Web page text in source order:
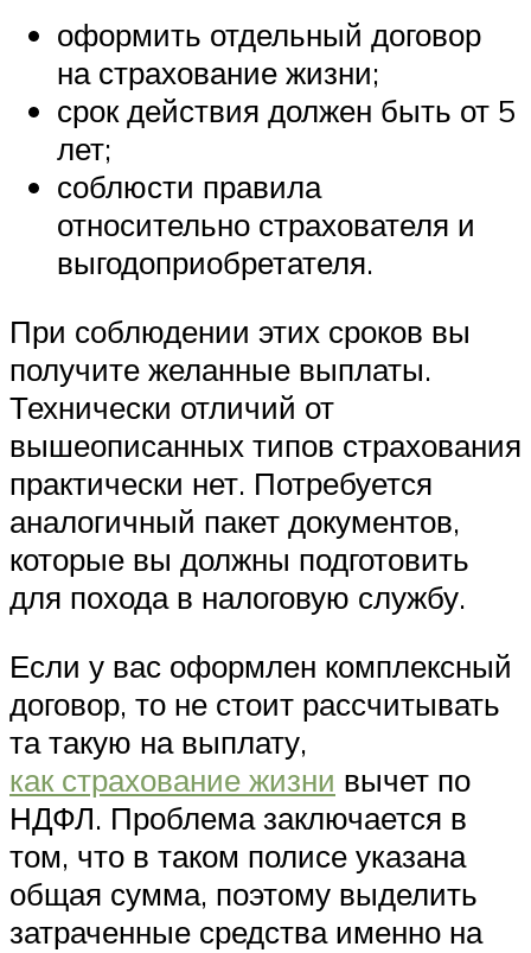
оформить отдельный договор
на страхование жизни;
срок действия должен быть от 5
лет;
соблюсти правила
относительно страхователя и
выгодоприобретателя.
При соблюдении этих сроков вы
получите желанные выплаты.
Технически отличий от
вышеописанных типов страхования
практически нет. Потребуется
аналогичный пакет документов,
которые вы должны подготовить
для похода в налоговую службу.
Если у вас оформлен комплексный
договор, то не стоит рассчитывать
та такую на выплату,
как страхование жизни вычет по
НДФЛ. Проблема заключается в
том, что в таком полисе указана
общая сумма, поэтому выделить
затраченные средства именно на